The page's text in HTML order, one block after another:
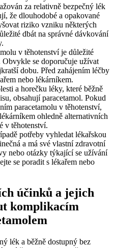
za relativně bezpečný lék
že dlouhodobé a opakované
riziko vzniku některých
dbát na správné dávkování
v těhotenství je důležité
se doporučuje užívat
dobu. Před zahájením léčby
nebo lékárníkem.
a horečku léky, které běžně
obsahují paracetamol. Pokud
paracetamolu v těhotenství,
ohledně alternativních
v těhotenství.
potřeby vyhledat lékařskou
a má své vlastní zdravotní
nebo otázky týkající se užívání
se poradit s lékařem nebo
účinků a jejich
komplikacím
lék a běžně dostupný bez